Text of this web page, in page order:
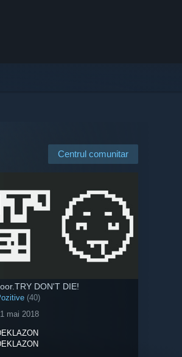
Centrul comunitar
DON'T DIE!
(40)
mai 2018